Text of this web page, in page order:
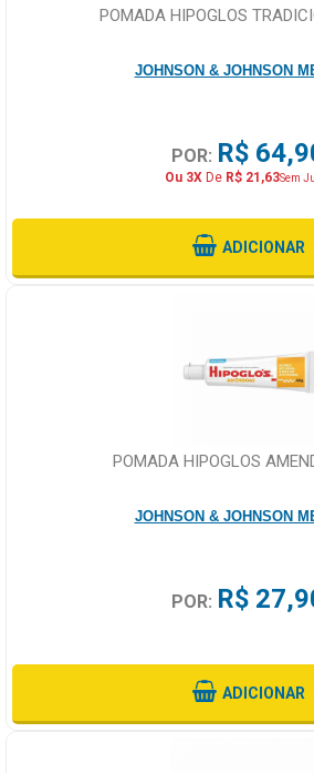
POMADA HIPOGLOS
JOHNSON & JOHNSON
POR: R$
Ou 3XDe R$ 21,63Sem
ADICIONAR
POMADA HIPOGLOS
JOHNSON & JOHNSON
POR: R$
ADICIONAR